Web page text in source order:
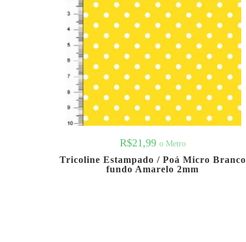
R$21,99 o Metro
Tricoline Estampado / Poá Micro Branco
fundo Amarelo 2mm